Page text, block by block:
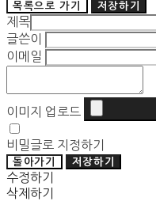
목록으로 가기 저장하기
제목
글쓴이
이메일
이미지 업로드
비밀글로 지정하기
돌아가기 저장하기
수정하기
삭제하기